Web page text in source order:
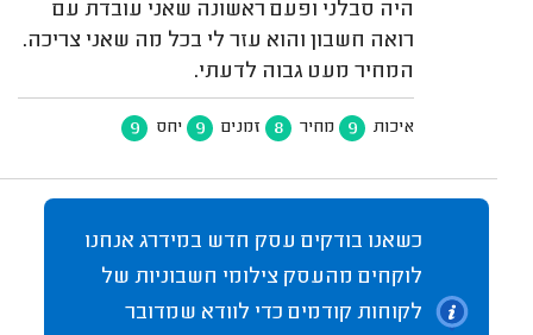
היה סבלני ופעם ראשונה שאני עובדת עם
רואה חשבון והוא עזר לי בכל מה שאני צריכה.
המחיר מעט גבוה לדעתי.
איכות 9 מחיר 8 זמנים 9 יחס 9
כשאנו בודקים עסק חדש במידרג אנחנו
לוקחים מהעסק צילומי חשבוניות של
לקוחות קודמים כדי לוודא שמדובר